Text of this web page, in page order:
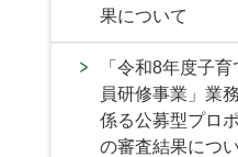
果について
「令和8年度子
員研修事業」業
係る公募型プロ
の審査結果につ